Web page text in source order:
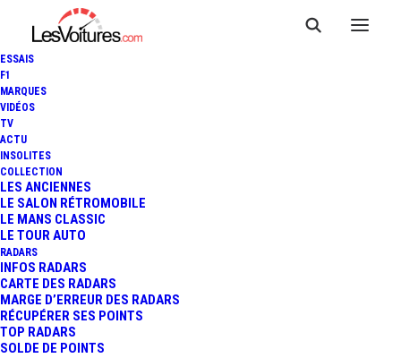
ESSAIS
F1
MARQUES
VIDÉOS
TV
ACTU
INSOLITES
COLLECTION
LES ANCIENNES
LE SALON RÉTROMOBILE
LE MANS CLASSIC
LE TOUR AUTO
RADARS
INFOS RADARS
CARTE DES RADARS
MARGE D’ERREUR DES RADARS
RÉCUPÉRER SES POINTS
TOP RADARS
SOLDE DE POINTS
23 mai 2015